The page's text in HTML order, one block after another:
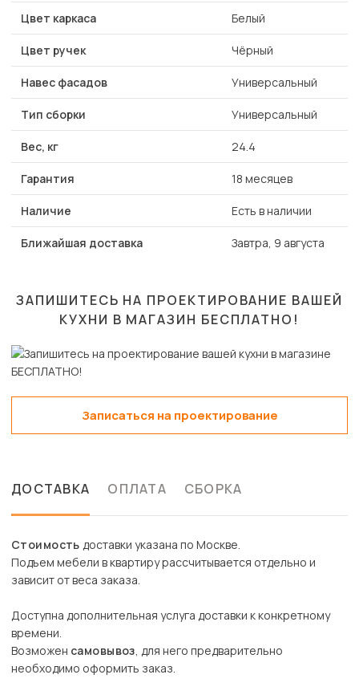
Цвет каркаса Белый
Цвет ручек Чёрный
Навес фасадов Универсальный
Тип сборки Универсальный
Вес, кг 24.4
Гарантия 18 месяцев
Наличие Есть в наличии
Ближайшая доставка Завтра, 9 августа
ЗАПИШИТЕСЬ НА ПРОЕКТИРОВАНИЕ ВАШЕЙ
КУХНИ В МАГАЗИН БЕСПЛАТНО!
Записаться на проектирование
ДОСТАВКА ОПЛАТА СБОРКА
Стоимость доставки указана по Москве.
Подъем мебели в квартиру рассчитывается отдельно и
зависит от веса заказа.
Доступна дополнительная услуга доставки к конкретному
времени.
Возможен самовывоз, для него предварительно
необходимо оформить заказ.